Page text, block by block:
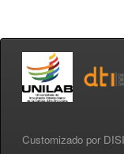
Customizado por